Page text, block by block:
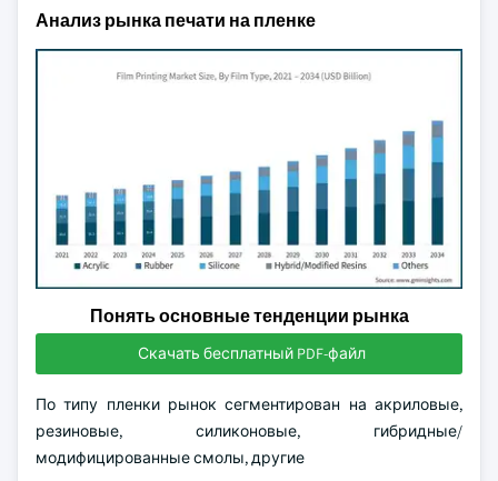
Анализ рынка печати на пленке
Понять основные тенденции рынка
Скачать бесплатный PDF-файл
По типу пленки рынок сегментирован на акриловые,
резиновые, силиконовые, гибридные/
модифицированные смолы, другие